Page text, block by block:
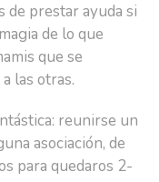
de prestar ayuda si
de lo que
que se
las otras.
reunirse un
asociación, de
para quedaros 2-